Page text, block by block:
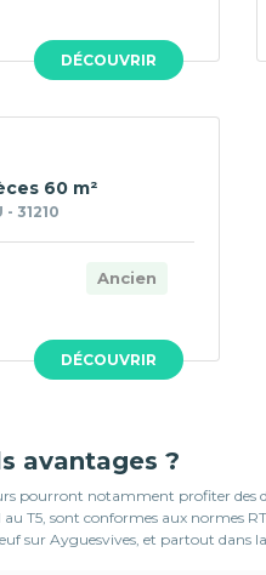
DÉCOUVRIR
DÉCOUVRIR
60 m²
- 31210
Ancien
avantages ?
notamment profiter des
T5, sont conformes aux
sur Ayguesvives, et partout dans